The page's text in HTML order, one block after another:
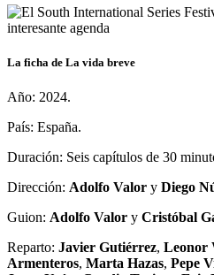
La ficha de La vida breve
Año: 2024.
País: España.
Duración: Seis capítulos de 30
Dirección: Adolfo Valor y Diego
Guion: Adolfo Valor y Cristóbal
Reparto: Javier Gutiérrez, Leonor
Armenteros, Marta Hazas, Pepe